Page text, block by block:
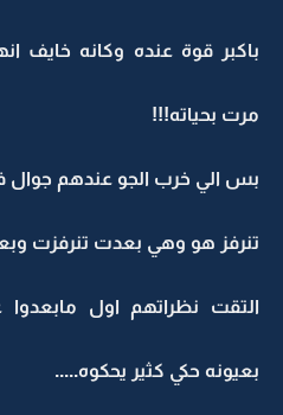
باكبر قوة عنده وكانه خايف
مرت بحياته!!!
بس الي خرب الجو عندهم جوال
تنرفز هو وهي بعدت تنرفزت
التقت نظراتهم اول
بعيونه حكي كثير يحكوه.....